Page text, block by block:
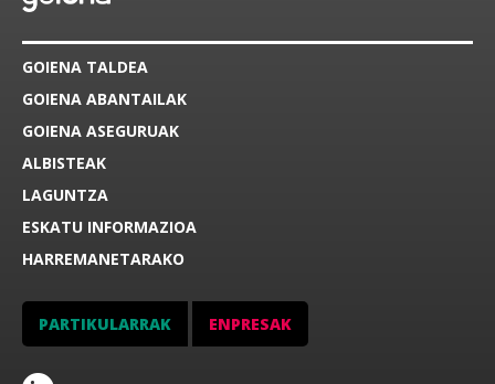
GOIENA TALDEA
GOIENA ABANTAILAK
GOIENA ASEGURUAK
ALBISTEAK
LAGUNTZA
ESKATU INFORMAZIOA
HARREMANETARAKO
PARTIKULARRAK ENPRESAK